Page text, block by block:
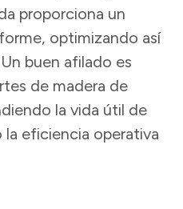
proporciona un
optimizando así
buen afilado es
de madera de
la vida útil de
la eficiencia operativa